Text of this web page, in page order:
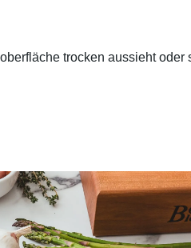
trocken aussieht oder